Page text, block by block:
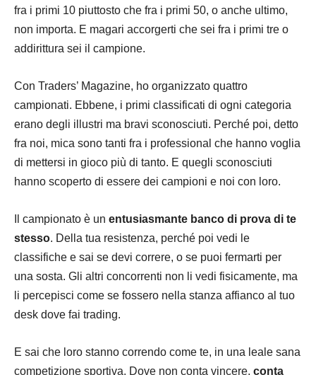
fra i primi 10 piuttosto che fra i primi 50, o anche ultimo,
non importa. E magari accorgerti che sei fra i primi tre o
addirittura sei il campione.
Con Traders’ Magazine, ho organizzato quattro
campionati. Ebbene, i primi classificati di ogni categoria
erano degli illustri ma bravi sconosciuti. Perché poi, detto
fra noi, mica sono tanti fra i professional che hanno voglia
di mettersi in gioco più di tanto. E quegli sconosciuti
hanno scoperto di essere dei campioni e noi con loro.
Il campionato è un entusiasmante banco di prova di te
stesso. Della tua resistenza, perché poi vedi le
classifiche e sai se devi correre, o se puoi fermarti per
una sosta. Gli altri concorrenti non li vedi fisicamente, ma
li percepisci come se fossero nella stanza affianco al tuo
desk dove fai trading.
E sai che loro stanno correndo come te, in una leale sana
competizione sportiva. Dove non conta vincere, conta